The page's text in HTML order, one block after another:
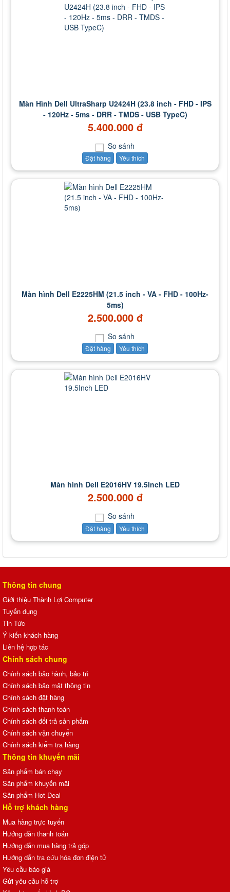
Màn Hình Dell UltraSharp U2424H (23.8 inch - FHD - IPS
- 120Hz - 5ms - DRR - TMDS - USB TypeC)
5.400.000 đ
So sánh
Đặt hàng Yêu thích
Màn hình Dell E2225HM (21.5 inch - VA - FHD - 100Hz-
5ms)
2.500.000 đ
So sánh
Đặt hàng Yêu thích
Màn hình Dell E2016HV 19.5Inch LED
2.500.000 đ
So sánh
Đặt hàng Yêu thích
Thông tin chung
Giới thiệu Thành Lợi Computer
Tuyển dụng
Tin Tức
Ý kiến khách hàng
Liên hệ hợp tác
Chính sách chung
Chính sách bảo hành, bảo trì
Chính sách bảo mật thông tin
Chính sách đặt hàng
Chính sách thanh toán
Chính sách đổi trả sản phẩm
Chính sách vận chuyển
Chính sách kiểm tra hàng
Thông tin khuyến mãi
Sản phẩm bán chạy
Sản phẩm khuyến mãi
Sản phẩm Hot Deal
Hỗ trợ khách hàng
Mua hàng trực tuyến
Hướng dẫn thanh toán
Hướng dẫn mua hàng trả góp
Hướng dẫn tra cứu hóa đơn điện tử
Yêu cầu báo giá
Gửi yêu cầu hỗ trợ